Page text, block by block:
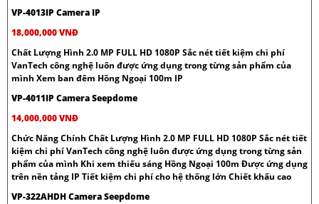
VP-4013IP Camera IP
18,000,000 VNĐ
Chất Lượng Hình 2.0 MP FULL HD 1080P Sắc nét tiết kiệm chi phí
VanTech công nghệ luôn được ứng dụng trong từng sản phẩm của
mình Xem ban đêm Hồng Ngoại 100m IP
VP-4011IP Camera Seepdome
14,000,000 VNĐ
Chức Năng Chính Chất Lượng Hình 2.0 MP FULL HD 1080P Sắc nét tiết
kiệm chi phí VanTech công nghệ luôn được ứng dụng trong từng sản
phẩm của mình Khi xem thiếu sáng Hồng Ngoại 100m Được ứng dụng
trên nền tảng IP Tiết kiệm chi phí cho hệ thống lớn Chiết khấu cao
VP-322AHDH Camera Seepdome